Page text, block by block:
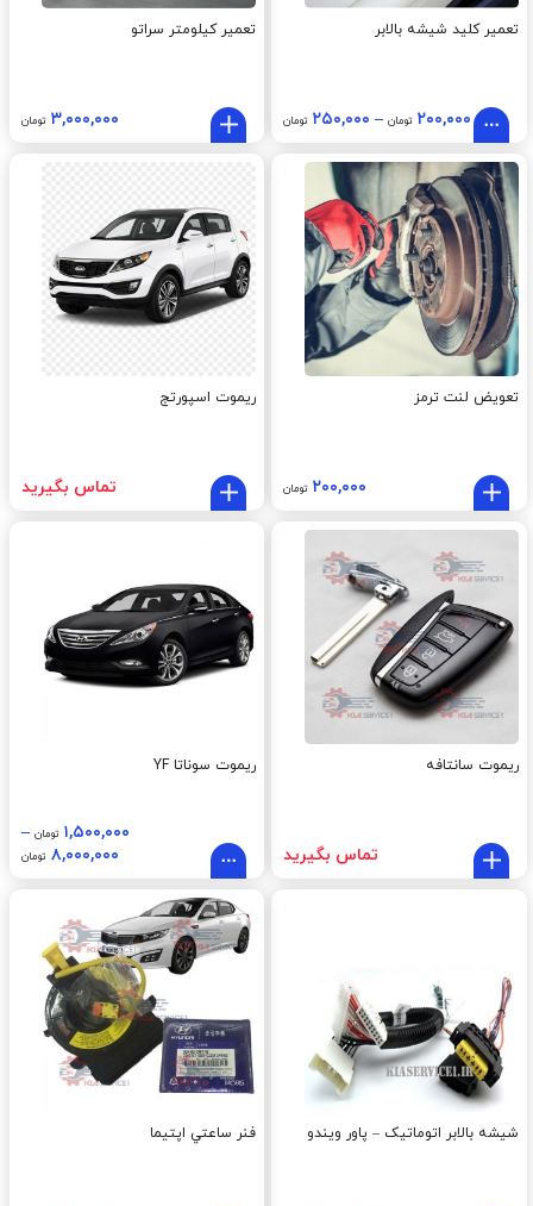
تعمیر کلید شیشه بالابر
۲۰۰,۰۰۰ تومان– ۲۵۰,۰۰۰ تومان
تعمیر کیلومتر سراتو
۳,۰۰۰,۰۰۰ تومان
تعویض لنت ترمز
۲۰۰,۰۰۰ تومان
ریموت اسپورتج
تماس بگیرید
ریموت سانتافه
تماس بگیرید
ریموت سوناتا YF
۱,۵۰۰,۰۰۰ تومان –
۸,۰۰۰,۰۰۰ تومان
شیشه بالابر اتوماتیک – پاور ویندو فنر ساعتي اپتيما